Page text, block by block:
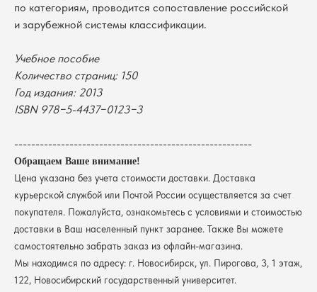
по категориям, проводится сопоставление российской
и зарубежной системы классификации.
Учебное пособие
Количество страниц: 150
Год издания: 2013
ISBN 978−5-4437−0123−3
--------------------------------------------------------
Обращаем Ваше внимание!
Цена указана без учета стоимости доставки. Доставка
курьерской службой или Почтой России осуществляется за счет
покупателя. Пожалуйста, ознакомьтесь с условиями и стоимостью
доставки в Ваш населенный пункт заранее. Также Вы можете
самостоятельно забрать заказ из офлайн-магазина.
Мы находимся по адресу: г. Новосибирск, ул. Пирогова, 3, 1 этаж,
122, Новосибирский государственный университет.
В каталог
@2026 Новосибирский государственный университет.
Политика обработки персональных данных
пользователей сайта
Новосибирский
государственный университет
г. Новосибирск, ул. Пирогова, 3
КПП 540801001